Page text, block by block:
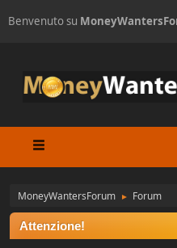
Benvenuto su
MoneyWantersForum ► Forum
Attenzione!